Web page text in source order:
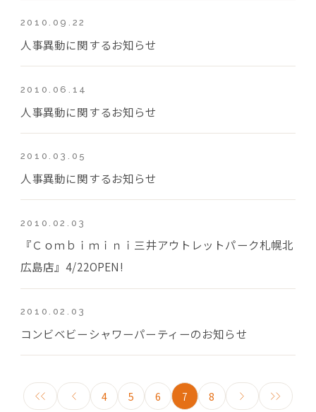
2010.09.22
人事異動に関するお知らせ
2010.06.14
人事異動に関するお知らせ
2010.03.05
人事異動に関するお知らせ
2010.02.03
『Ｃｏｍｂｉｍｉｎｉ三井アウトレットパーク札幌北
広島店』4/22OPEN!
2010.02.03
コンビベビーシャワーパーティーのお知らせ
4 5 6 7 8